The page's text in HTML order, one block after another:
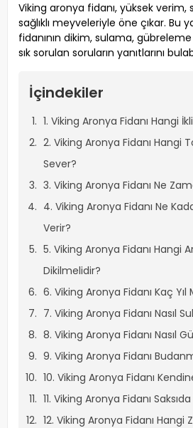
Viking aronya fidanı, yüksek verim,
sağlıklı meyveleriyle öne çıkar. Bu
fidanının dikim, sulama, gübreleme
sık sorulan soruların yanıtlarını
İçindekiler
1. Viking Aronya Fidanı Hangi
2. Viking Aronya Fidanı Hangi
Sever?
3. Viking Aronya Fidanı Ne
4. Viking Aronya Fidanı Ne
Verir?
5. Viking Aronya Fidanı Hangi
Dikilmelidir?
6. Viking Aronya Fidanı Kaç Yıl
7. Viking Aronya Fidanı Nasıl
8. Viking Aronya Fidanı Nasıl
9. Viking Aronya Fidanı
10. Viking Aronya Fidanı
11. Viking Aronya Fidanı
12. Viking Aronya Fidanı Hangi